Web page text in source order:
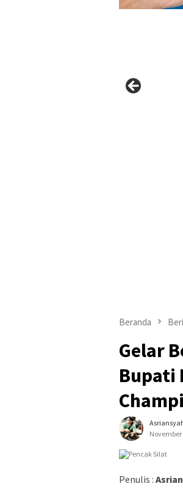
Beranda
Gelar
Bupati
November
Penulis :